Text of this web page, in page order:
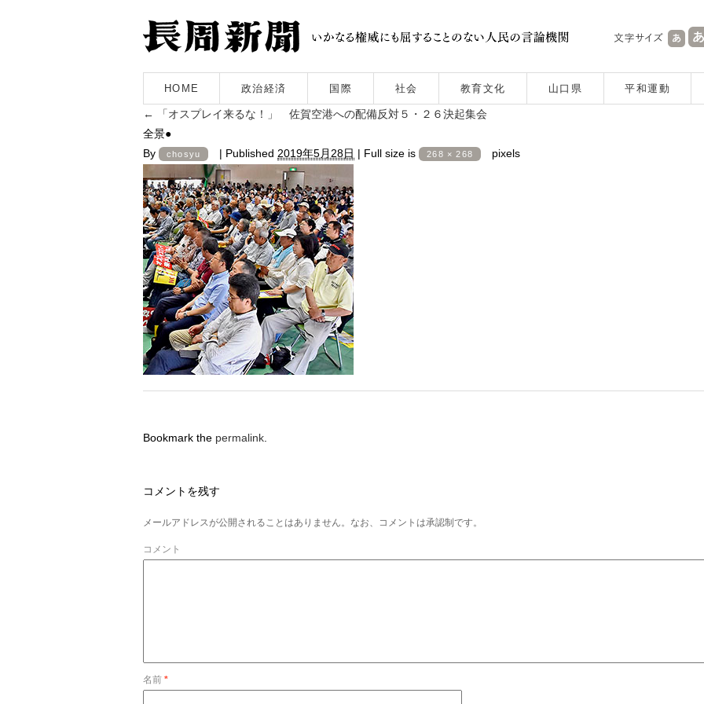
HOME 政治経済 国際 社会 教育文化 山口県 平和運動
←
「オスプレイ来るな！」 佐賀空港への配備反対５・２６決起集会
全景●
By
chosyu | Published 2019年5月28日 | Full size is 268 × 268 pixels
Bookmark the permalink
コメントを残す
メールアドレスが公開されることはありません。なお、コメントは承認制です。
コメント
名前 *